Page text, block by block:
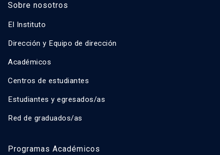
Sobre nosotros
El Instituto
Dirección y Equipo de dirección
Académicos
Centros de estudiantes
Estudiantes y egresados/as
Red de graduados/as
Programas Académicos